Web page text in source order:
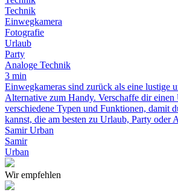
Technik
Einwegkamera
Fotografie
Urlaub
Party
Analoge Technik
3 min
Einwegkameras sind zurück als eine lustige
Alternative zum Handy. Verschaffe dir
verschiedene Typen und Funktionen, damit
kannst, die am besten zu Urlaub, Party oder
Samir Urban
Samir
Urban
Wir empfehlen